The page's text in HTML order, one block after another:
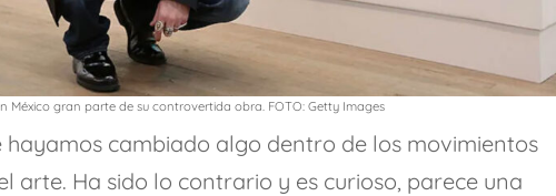
México gran parte de su controvertida obra. FOTO: Getty Images
hayamos cambiado algo dentro de los movimientos
arte. Ha sido lo contrario y es curioso, parece una